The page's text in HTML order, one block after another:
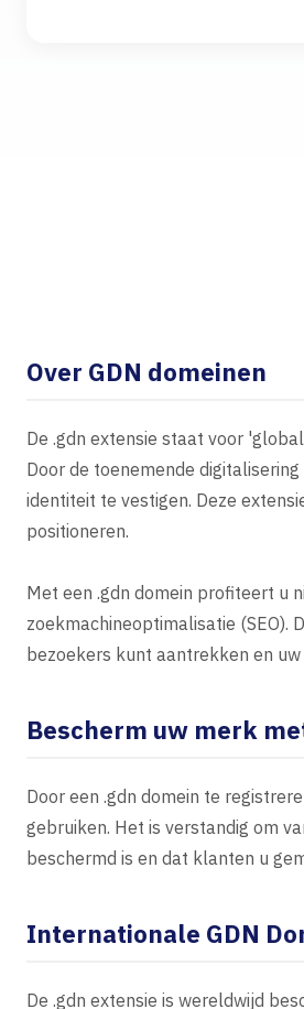
Over GDN domeinen
De .gdn extensie staat voor
Door de toenemende
identiteit te vestigen. Deze
positioneren.
Met een .gdn domein profiteert u
zoekmachineoptimalisatie (SEO).
bezoekers kunt aantrekken en
Bescherm uw merk
Door een .gdn domein te
gebruiken. Het is verstandig om
beschermd is en dat klanten u
Internationale GDN
De .gdn extensie is wereldwijd